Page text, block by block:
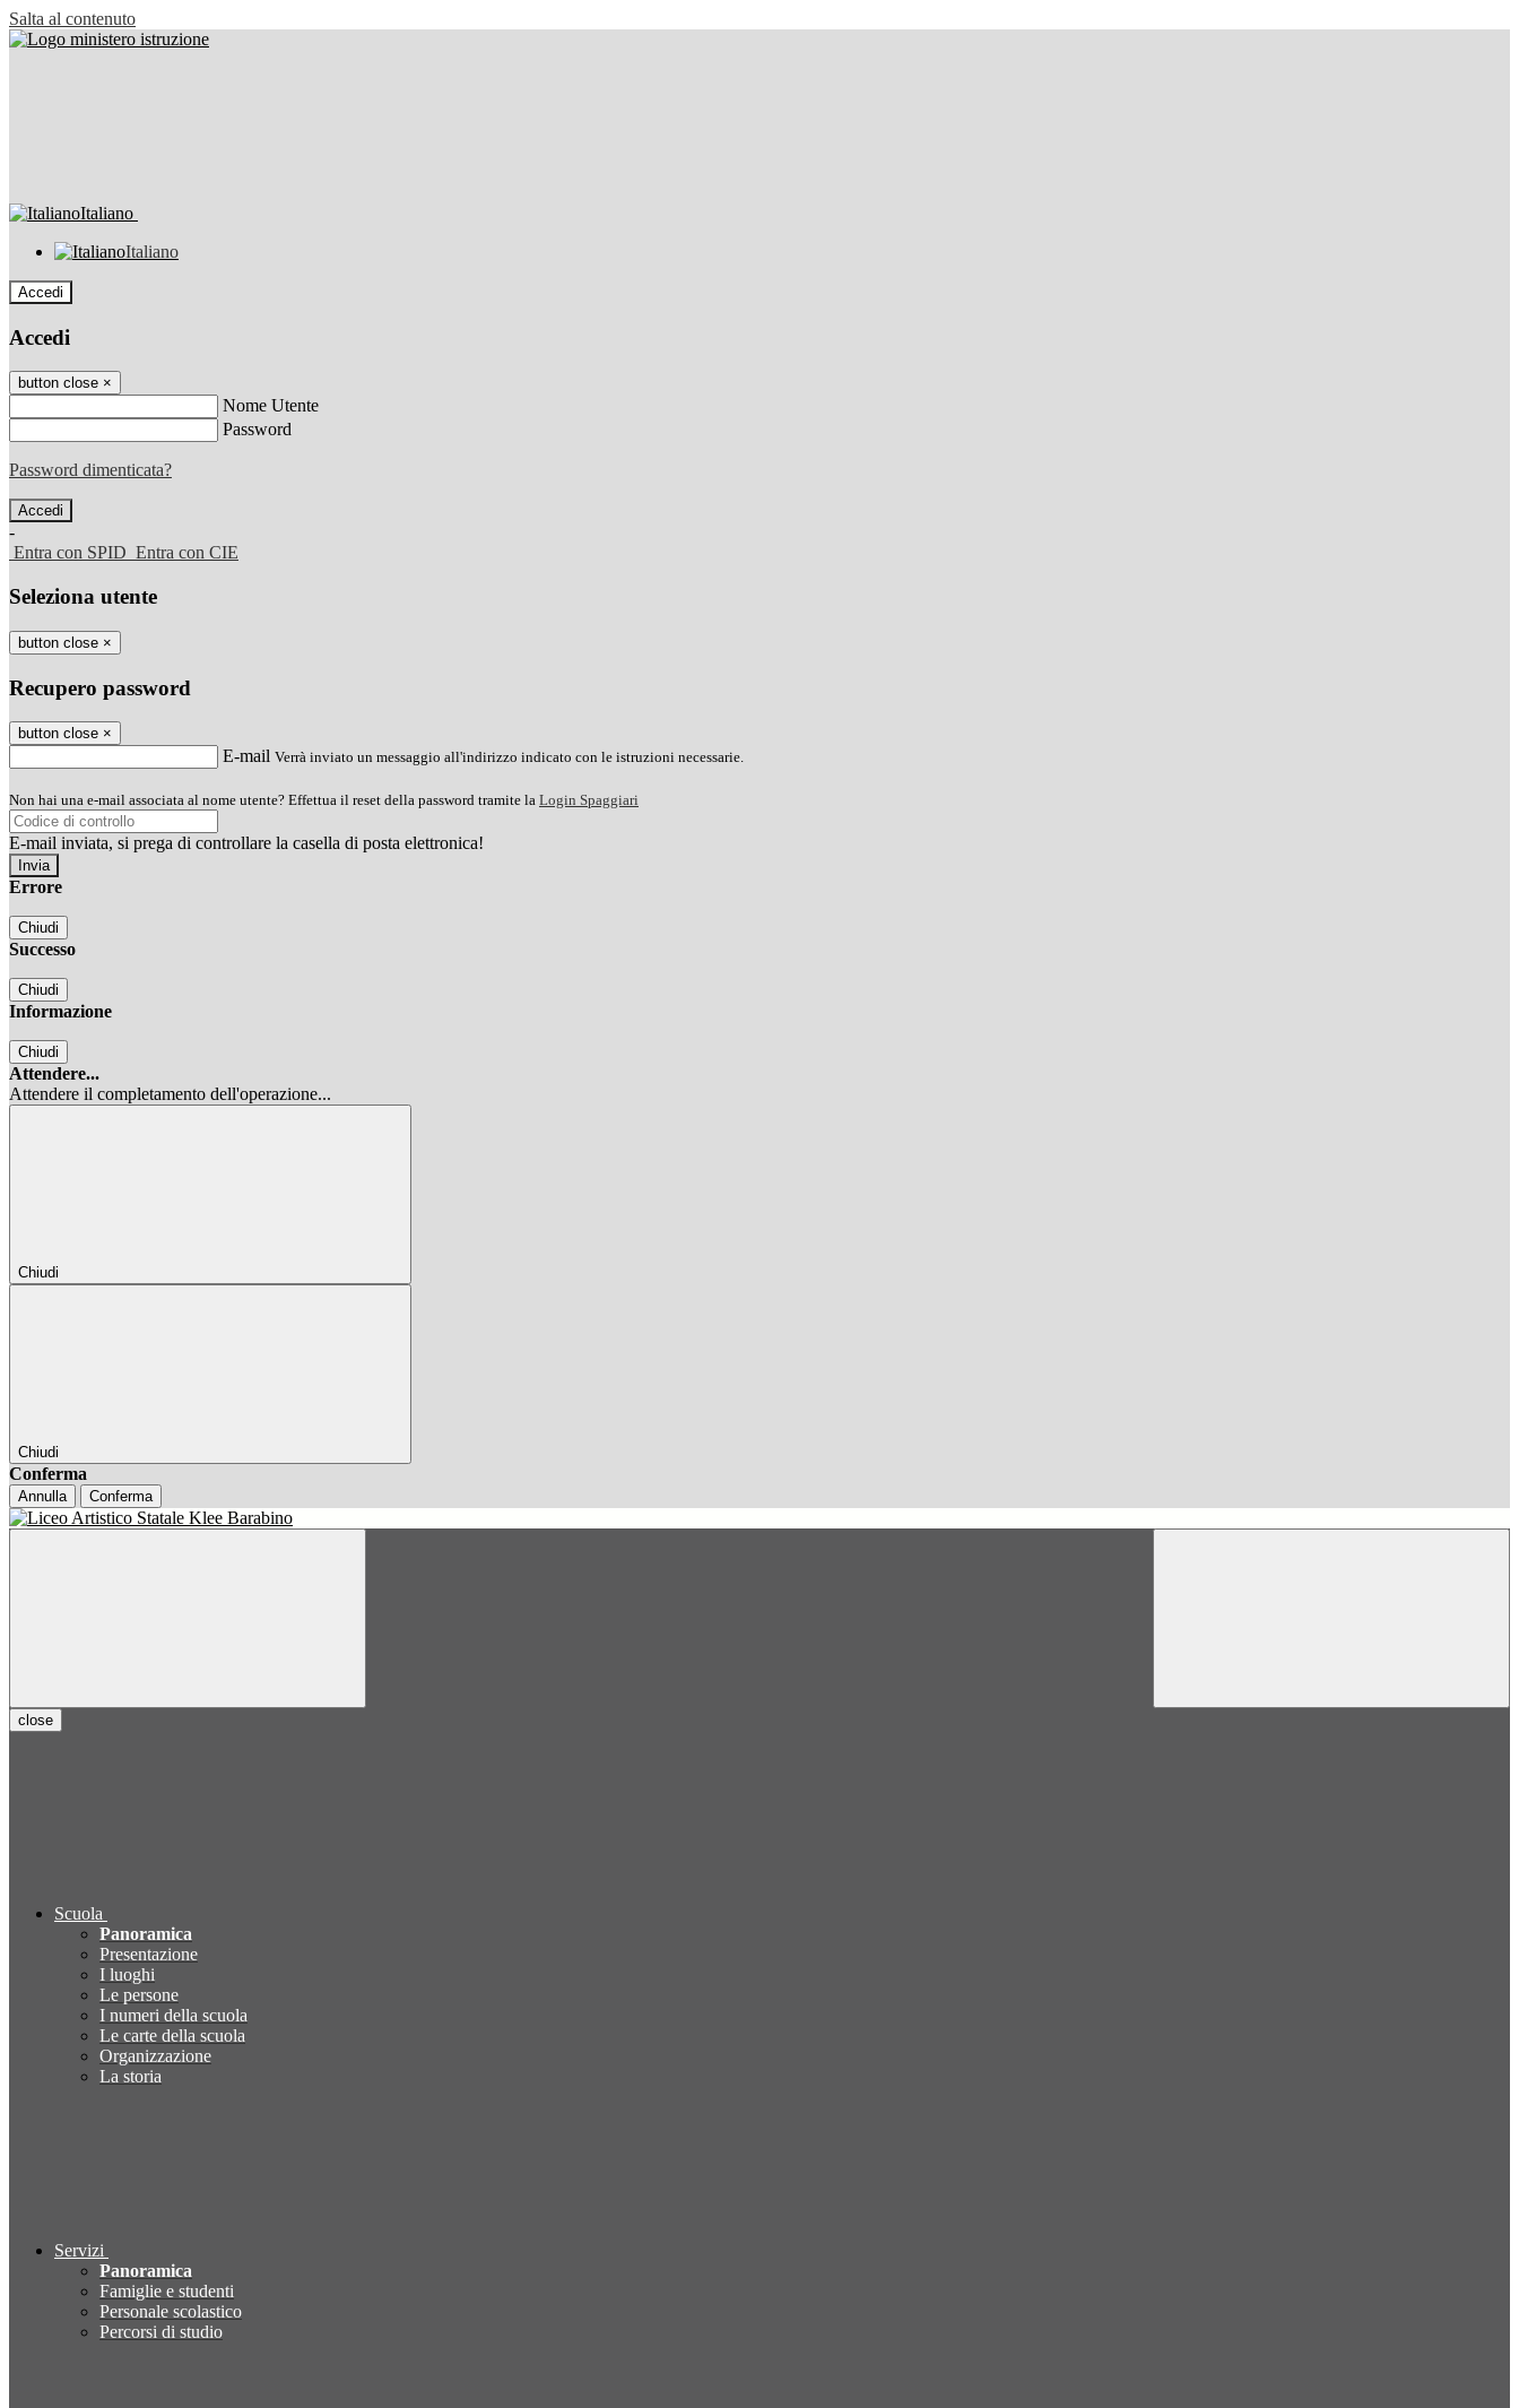
Salta al contenuto
Italiano
Italiano
Accedi
Accedi
button close ×
Nome Utente
Password
Password dimenticata?
-
Entra con SPID Entra con CIE
Seleziona utente
button close ×
Recupero password
button close ×
E-mail Verrà inviato un messaggio all'indirizzo indicato con le istruzioni necessarie.
Non hai una e-mail associata al nome utente? Effettua il reset della password tramite la Login Spaggiari
E-mail inviata, si prega di controllare la casella di posta elettronica!
Errore
Chiudi
Successo
Chiudi
Informazione
Chiudi
Attendere...
Attendere il completamento dell'operazione...
Chiudi
Chiudi
Conferma
Annulla Conferma
close
Scuola
Panoramica
Presentazione
I luoghi
Le persone
I numeri della scuola
Le carte della scuola
Organizzazione
La storia
Servizi
Panoramica
Famiglie e studenti
Personale scolastico
Percorsi di studio